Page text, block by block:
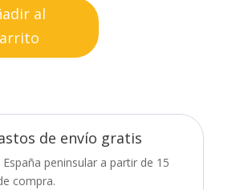
al
de envío gratis
España peninsular a partir de 15
compra.